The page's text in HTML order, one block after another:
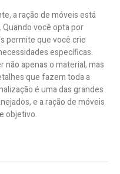
a ração de móveis está
você opta por
permite que você crie
específicas.
apenas o material, mas
que fazem toda a
é uma das grandes
e a ração de móveis
objetivo.